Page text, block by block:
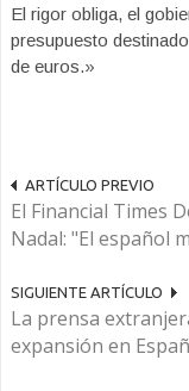
El rigor obliga, el
presupuesto
de euros.»
ARTÍCULO PREVIO
El Financial Times
Nadal: "El español
SIGUIENTE ARTÍCULO
La prensa
expansión en